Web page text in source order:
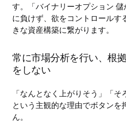
す。「バイナリーオプション
に負けず、欲をコントロールす
きな資産構築に繋がります。
常に市場分析を行い、根
をしない
「なんとなく上がりそう」「そ
という主観的な理由でボタンを
ん。